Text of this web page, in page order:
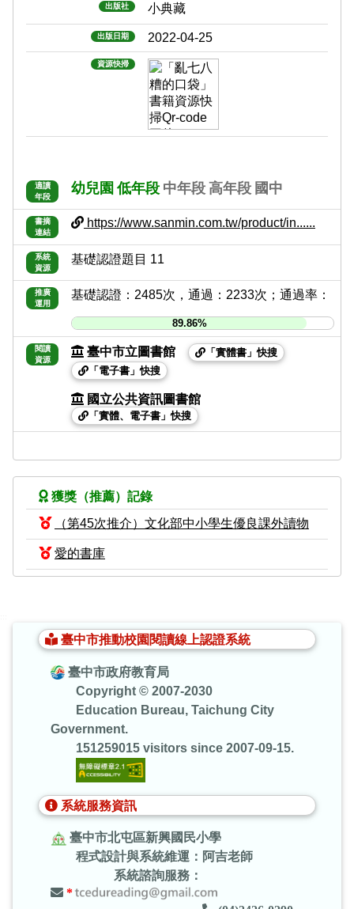
出版社 小典藏
出版日期 2022-04-25
資源快掃
適讀
年段
幼兒園 低年段 中年段 高年段 國中
書摘
連結
https://www.sanmin.com.tw/product/in......
系統
資源
基礎認證題目 11
推廣
運用
基礎認證：2485次，通過：2233次；通過率：
89.86%
閱讀
資源
臺中市立圖書館
「實體書」快搜
「電子書」快搜
國立公共資訊圖書館
「實體、電子書」快搜
獲獎（推薦）記錄
（第45次推介）文化部中小學生優良課外讀物
愛的書庫
臺中市推動校園閱讀線上認證系統
臺中市政府教育局
Copyright © 2007-2030
Education Bureau, Taichung City
Government.
151259015 visitors since 2007-09-15.
系統服務資訊
臺中市北屯區新興國民小學
程式設計與系統維運：阿吉老師
系統諮詢服務：
*